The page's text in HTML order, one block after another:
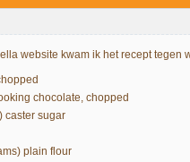
website kwam ik het recept tegen
chocolate, chopped
caster sugar
plain flour